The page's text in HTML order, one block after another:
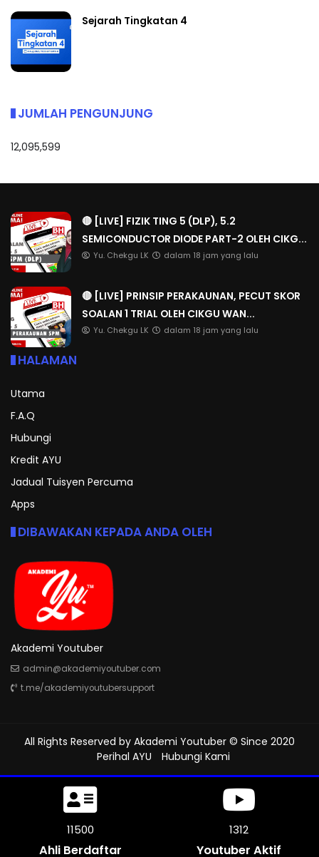
Sejarah Tingkatan 4
JUMLAH PENGUNJUNG
12,095,599
🔴 [LIVE] FIZIK TING 5 (DLP), 5.2
SEMICONDUCTOR DIODE PART-2 OLEH CIKG...
Yu. Chekgu LK dalam 18 jam yang lalu
🔴 [LIVE] PRINSIP PERAKAUNAN, PECUT SKOR
SOALAN 1 TRIAL OLEH CIKGU WAN...
Yu. Chekgu LK dalam 18 jam yang lalu
HALAMAN
Utama
F.A.Q
Hubungi
Kredit AYU
Jadual Tuisyen Percuma
Apps
DIBAWAKAN KEPADA ANDA OLEH
Akademi Youtuber
admin@akademiyoutuber.com
t.me/akademiyoutubersupport
All Rights Reserved by Akademi Youtuber © Since 2020
Perihal AYU
Hubungi Kami
11500
Ahli Berdaftar
1312
Youtuber Aktif